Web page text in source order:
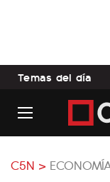
Temas del día
C5N >